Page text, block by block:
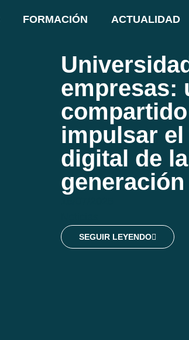
FORMACIÓN ACTUALIDAD
empresas:
impulsar
digital de
generación
SEGUIR LEYENDO